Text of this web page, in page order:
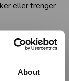
About
eller trenger